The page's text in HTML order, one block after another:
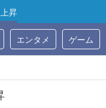
昇
エンタメ ゲーム